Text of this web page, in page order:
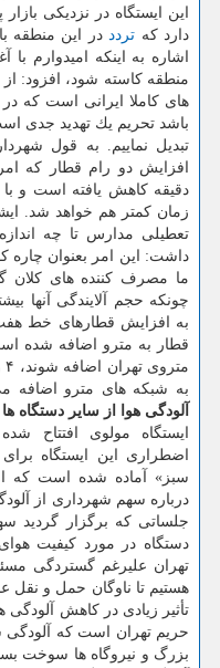
این ایستگاه در نزدیكی
دارد كه تردد در این منطقه
اشاره به اینكه امیدوارم با
منطقه كاسته شود، افزود:
های كاملا ایرانی است كه
باشد تحریم یك تهدید جدی
افزایش دو رام قطار كه
دقیقه كاهش یافته است و با
زمان كمتر هم خواهد شد.
تعطیلی مدارس تا چه اندازه
داشت: این امر بعنوان چاره
ما مصرف كننده های كلان
چونكه حجم آلایندگی آنها
به افزایش قطارهای خط
به شبكه های مترو اضافه
آلودگی هوا از سایر دستگاه
ایستگاه مولوی افتتاح
اضطراری این ایستگاه
سبز» آماده شده است كه
درباره سهم شهرداری از
دستگاه در مورد كیفیت
تهران علیرغم گستردگی
هستیم تا ناوگان حمل و نقل
تأثیر زیادی در كاهش آلودگی
حریم تهران است كه آلودگی
بزرگ و نیروگاه ها سوخت